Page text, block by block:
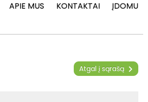
APIE MUS KONTAKTAI ĮDOMU
Atgal į sąrašą